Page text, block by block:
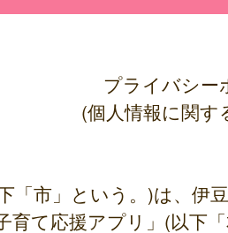
プライバシー
(個人情報に関す
「市」という。)は、伊
育て応援アプリ」(以下